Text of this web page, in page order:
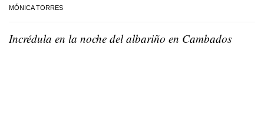
MÓNICA TORRES
Incrédula en la noche del albariño en Cambados